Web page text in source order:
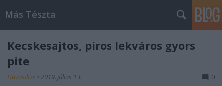
Más Tészta
Kecskesajtos, piros lekváros gyors
pite
Havasilive • 2019. július 13. 0